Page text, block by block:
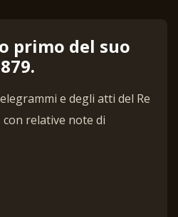
primo del suo
e degli atti del Re
relative note di